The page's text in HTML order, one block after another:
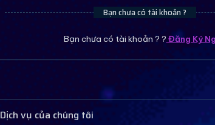
Bạn chưa có tài khoản ?
Bạn chưa có tài khoản ? ? Đăng Ký
Dịch vụ của chúng tôi